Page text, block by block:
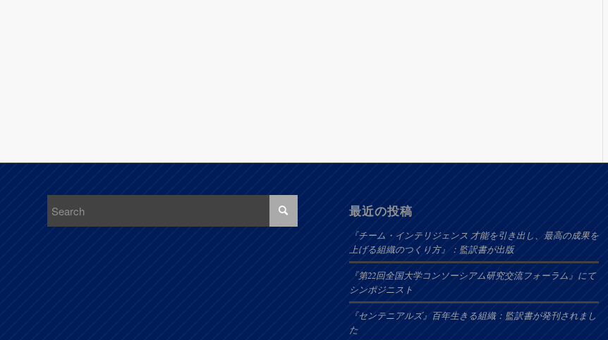
最近の投稿
『チーム・インテリジェンス 才能を引き出し、最高の成果を
上げる組織のつくり方』：監訳書が出版
『第22回全国大学コンソーシアム研究交流フォーラム』にて
シンポジニスト
『センテニアルズ』百年生きる組織：監訳書が発刊されまし
た